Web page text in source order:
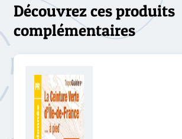
Découvrez ces produits
complémentaires